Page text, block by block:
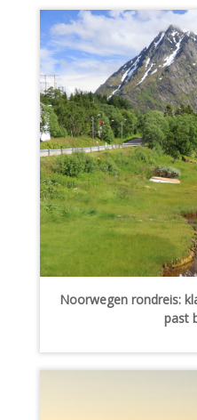
Noorwegen rondreis:
past